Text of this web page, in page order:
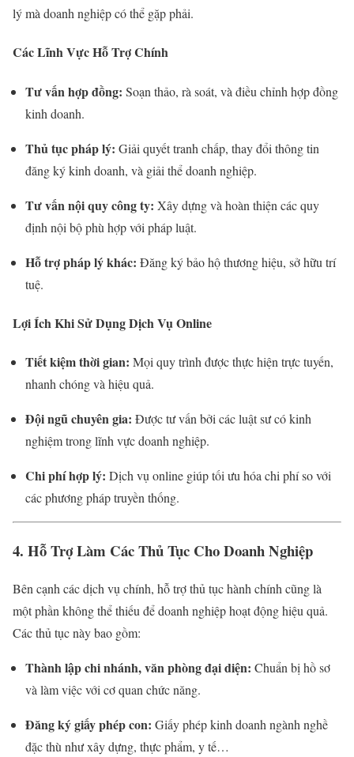
lý mà doanh nghiệp có thể gặp phải.
Các Lĩnh Vực Hỗ Trợ Chính
Tư vấn hợp đồng: Soạn thảo, rà soát, và điều chỉnh hợp đồng
kinh doanh.
Thủ tục pháp lý: Giải quyết tranh chấp, thay đổi thông tin
đăng ký kinh doanh, và giải thể doanh nghiệp.
Tư vấn nội quy công ty: Xây dựng và hoàn thiện các quy
định nội bộ phù hợp với pháp luật.
Hỗ trợ pháp lý khác: Đăng ký bảo hộ thương hiệu, sở hữu trí
tuệ.
Lợi Ích Khi Sử Dụng Dịch Vụ Online
Tiết kiệm thời gian: Mọi quy trình được thực hiện trực tuyến,
nhanh chóng và hiệu quả.
Đội ngũ chuyên gia: Được tư vấn bởi các luật sư có kinh
nghiệm trong lĩnh vực doanh nghiệp.
Chi phí hợp lý: Dịch vụ online giúp tối ưu hóa chi phí so với
các phương pháp truyền thống.
4. Hỗ Trợ Làm Các Thủ Tục Cho Doanh Nghiệp
Bên cạnh các dịch vụ chính, hỗ trợ thủ tục hành chính cũng là
một phần không thể thiếu để doanh nghiệp hoạt động hiệu quả.
Các thủ tục này bao gồm:
Thành lập chi nhánh, văn phòng đại diện: Chuẩn bị hồ sơ
và làm việc với cơ quan chức năng.
Đăng ký giấy phép con: Giấy phép kinh doanh ngành nghề
đặc thù như xây dựng, thực phẩm, y tế…